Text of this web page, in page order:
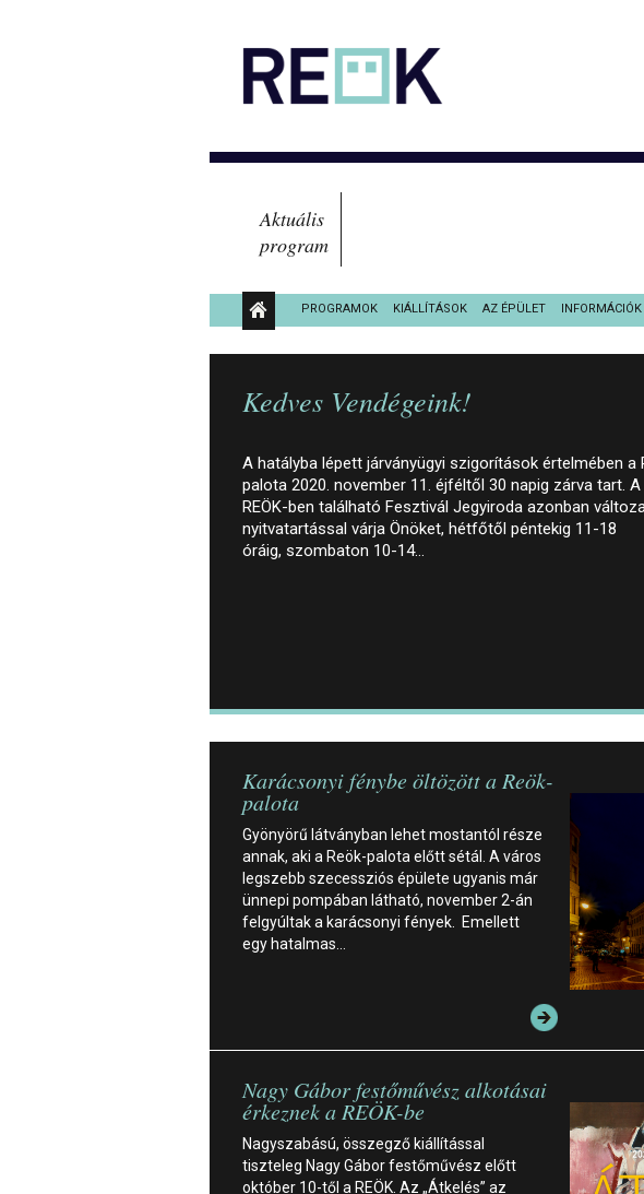
Aktuális
program
PROGRAMOK KIÁLLÍTÁSOK AZ ÉPÜLET INFORMÁCIÓK
KÖZÉRDEKŰ ADATOK
Kedves Vendégeink!
A hatályba lépett járványügyi szigorítások értelmében a
palota 2020. november 11. éjféltől 30 napig zárva tart. A
REÖK-ben található Fesztivál Jegyiroda azonban
nyitvatartással várja Önöket, hétfőtől péntekig 11-18
óráig, szombaton 10-14…
Karácsonyi fénybe öltözött a Reök-
palota
Gyönyörű látványban lehet mostantól része
annak, aki a Reök-palota előtt sétál. A város
legszebb szecessziós épülete ugyanis már
ünnepi pompában látható, november 2-án
felgyúltak a karácsonyi fények. Emellett
egy hatalmas…
Nagy Gábor festőművész alkotásai
érkeznek a REÖK-be
Nagyszabású, összegző kiállítással
tiszteleg Nagy Gábor festőművész előtt
október 10-től a REÖK. Az „Átkelés” az